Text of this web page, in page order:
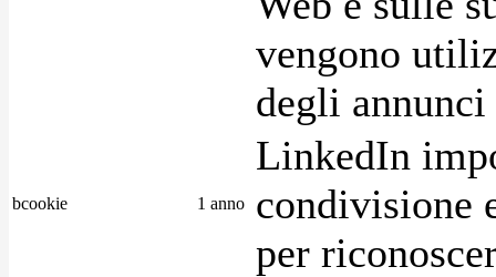
vengono
degli
bcookie 1 anno
LinkedIn
condivisione
per